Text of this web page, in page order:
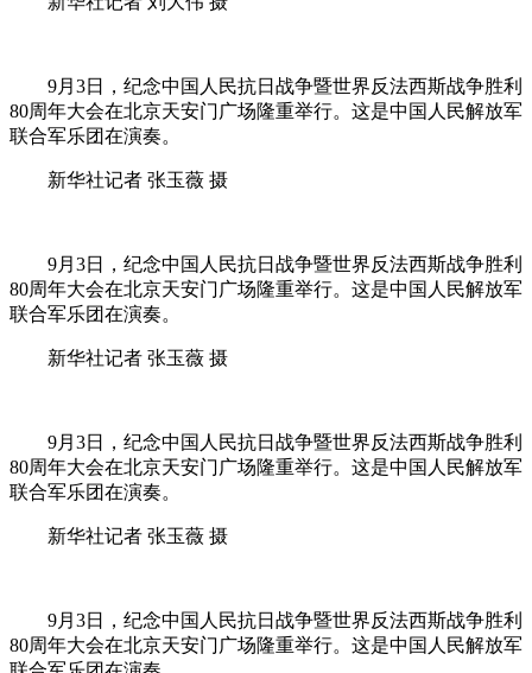
9月3日，纪念中国人民抗日战争暨世界反法西斯战争胜利
80周年大会在北京天安门广场隆重举行。这是中国人民解放军
联合军乐团在演奏。
新华社记者 张玉薇 摄
9月3日，纪念中国人民抗日战争暨世界反法西斯战争胜利
80周年大会在北京天安门广场隆重举行。这是中国人民解放军
联合军乐团在演奏。
新华社记者 张玉薇 摄
9月3日，纪念中国人民抗日战争暨世界反法西斯战争胜利
80周年大会在北京天安门广场隆重举行。这是中国人民解放军
联合军乐团在演奏。
新华社记者 张玉薇 摄
9月3日，纪念中国人民抗日战争暨世界反法西斯战争胜利
80周年大会在北京天安门广场隆重举行。这是中国人民解放军